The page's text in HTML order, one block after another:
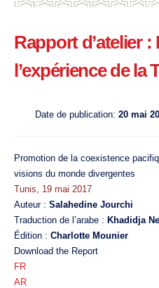
Rapport d’atelier
l’expérience de la
Date de publication: 20 mai
Promotion de la coexistence
visions du monde divergentes
Tunis, 19 mai 2017
Auteur : Salahedine Jourchi
Traduction de l’arabe : Khadidja
Édition : Charlotte Mounier
Download the Report
FR
AR